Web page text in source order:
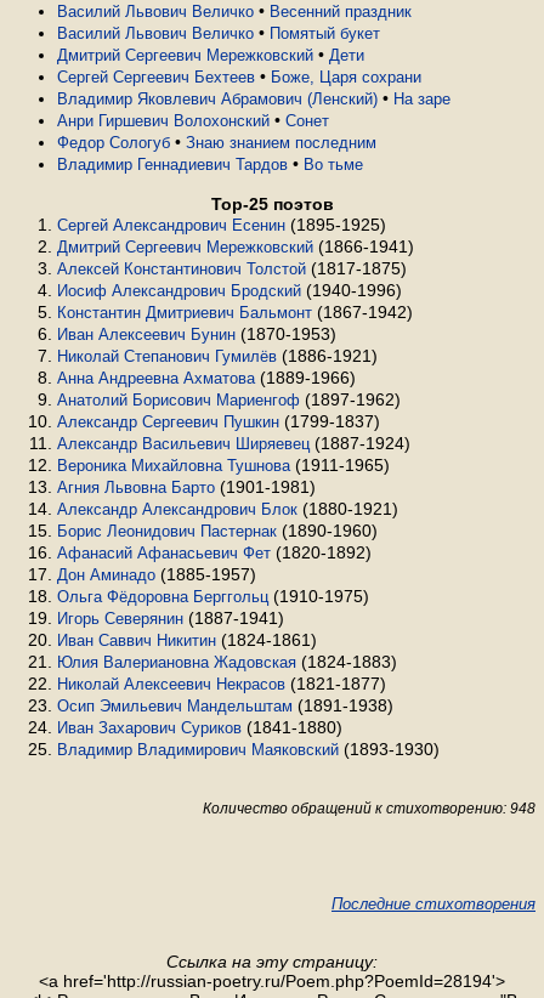
Василий Львович Величко • Ве­сен­ний празд­ник
Василий Львович Величко • По­мя­тый букет
Дмитрий Сергеевич Мережковский • Дети
Сергей Сергеевич Бехтеев • Боже, Царя сохрани
Владимир Яковлевич Абрамович (Ленский) • На заре
Анри Гиршевич Волохонский • Сонет
Федор Сологуб • Знаю знанием последним
Владимир Геннадиевич Тардов • Во тьме
Top-25 поэтов
Сергей Александрович Есенин (1895-1925)
Дмитрий Сергеевич Мережковский (1866-1941)
Алексей Константинович Толстой (1817-1875)
Иосиф Александрович Бродский (1940-1996)
Константин Дмитриевич Бальмонт (1867-1942)
Иван Алексеевич Бунин (1870-1953)
Николай Степанович Гумилёв (1886-1921)
Анна Андреевна Ахматова (1889-1966)
Анатолий Борисович Мариенгоф (1897-1962)
Александр Сергеевич Пушкин (1799-1837)
Александр Васильевич Ширяевец (1887-1924)
Вероника Михайловна Тушнова (1911-1965)
Агния Львовна Барто (1901-1981)
Александр Александрович Блок (1880-1921)
Борис Леонидович Пастернак (1890-1960)
Афанасий Афанасьевич Фет (1820-1892)
Дон Аминадо (1885-1957)
Ольга Фёдоровна Берггольц (1910-1975)
Игорь Северянин (1887-1941)
Иван Саввич Никитин (1824-1861)
Юлия Валериановна Жадовская (1824-1883)
Николай Алексеевич Некрасов (1821-1877)
Осип Эмильевич Мандельштам (1891-1938)
Иван Захарович Суриков (1841-1880)
Владимир Владимирович Маяковский (1893-1930)
Количество обращений к стихотворению: 948
Последние стихотворения
Ссылка на эту страницу:
<a href='http://russian-poetry.ru/Poem.php?PoemId=28194'>